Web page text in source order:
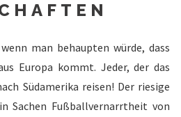
man behaupten würde, dass
Europa kommt. Jeder, der das
Südamerika reisen! Der riesige
Sachen Fußballvernarrtheit von